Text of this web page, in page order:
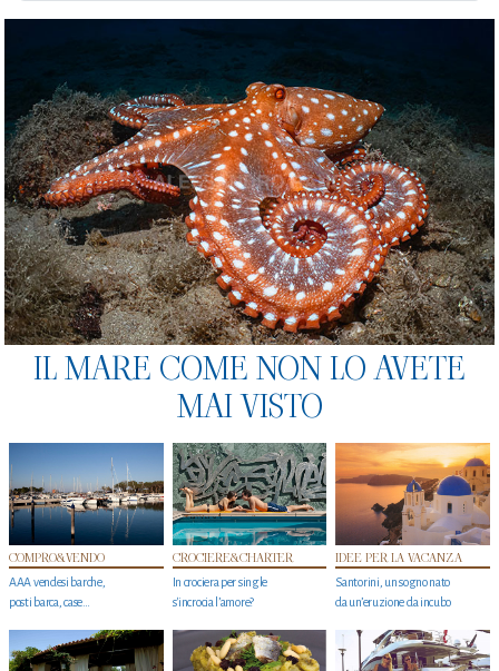
IL MARE COME NON LO AVETE
MAI VISTO
COMPRO&VENDO
AAA vendesi barche,
posti barca, case…
CROCIERE&CHARTER
In crociera per single
s'incrocia l’amore?
IDEE PER LA VACANZA
Santorini, un sogno nato
da un’eruzione da incubo